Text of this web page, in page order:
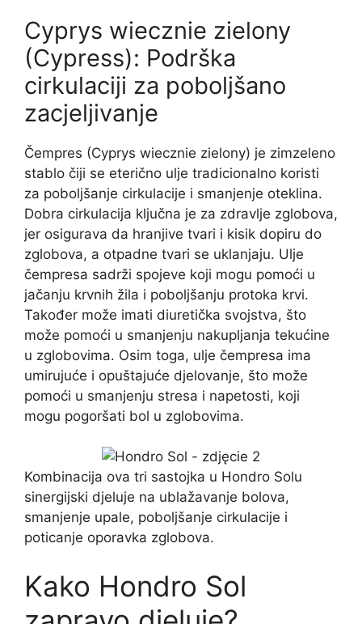
Cyprys wiecznie zielony
(Cypress): Podrška
cirkulaciji za poboljšano
zacjeljivanje
Čempres (Cyprys wiecznie zielony) je zimzeleno
stablo čiji se eterično ulje tradicionalno koristi
za poboljšanje cirkulacije i smanjenje oteklina.
Dobra cirkulacija ključna je za zdravlje zglobova,
jer osigurava da hranjive tvari i kisik dopiru do
zglobova, a otpadne tvari se uklanjaju. Ulje
čempresa sadrži spojeve koji mogu pomoći u
jačanju krvnih žila i poboljšanju protoka krvi.
Također može imati diuretička svojstva, što
može pomoći u smanjenju nakupljanja tekućine
u zglobovima. Osim toga, ulje čempresa ima
umirujuće i opuštajuće djelovanje, što može
pomoći u smanjenju stresa i napetosti, koji
mogu pogoršati bol u zglobovima.
Kombinacija ova tri sastojka u Hondro Solu
sinergijski djeluje na ublažavanje bolova,
smanjenje upale, poboljšanje cirkulacije i
poticanje oporavka zglobova.
Kako Hondro Sol